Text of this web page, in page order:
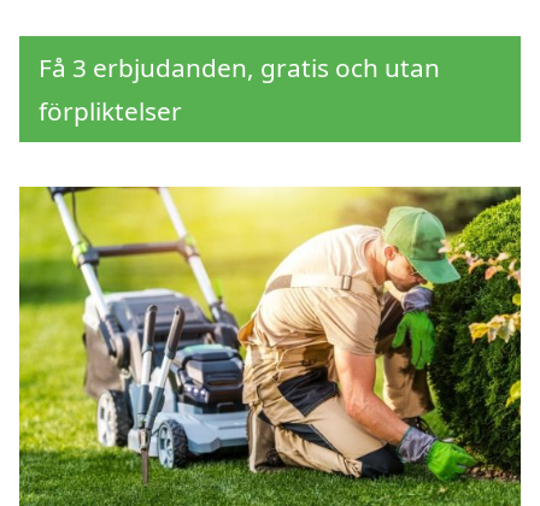
Få 3 erbjudanden, gratis och utan
förpliktelser